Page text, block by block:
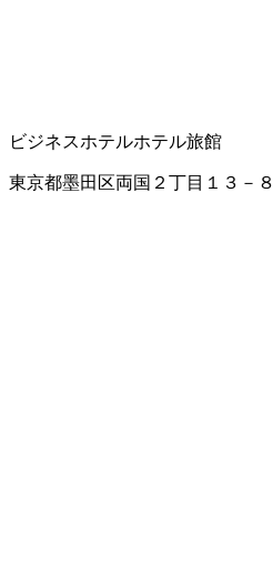
ビジネスホテルホテル旅館
東京都墨田区両国２丁目１３－８